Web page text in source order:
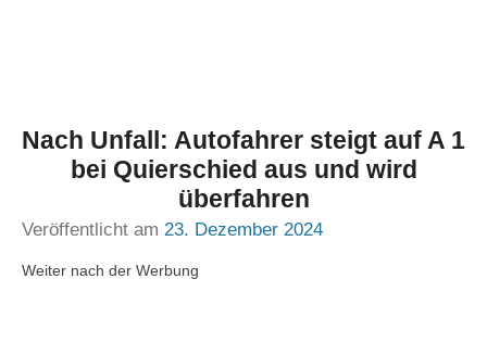
Nach Unfall: Autofahrer steigt auf A 1
bei Quierschied aus und wird
überfahren
Veröffentlicht am 23. Dezember 2024
Weiter nach der Werbung